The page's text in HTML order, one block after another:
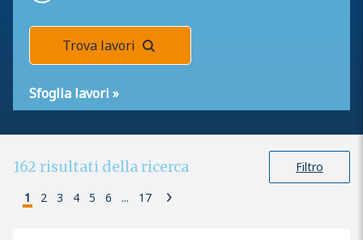
Trova lavori
Sfoglia lavori »
162 risultati della ricerca
Filtro
1
2 3 4 5 6 ... 17